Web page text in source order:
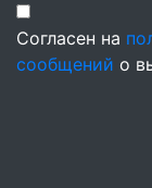
Согласен на
сообщений о